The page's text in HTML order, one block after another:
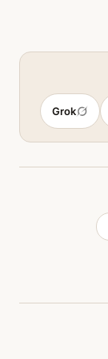
Grok